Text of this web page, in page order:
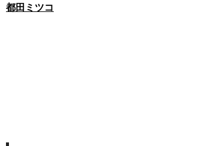
都田ミツコ